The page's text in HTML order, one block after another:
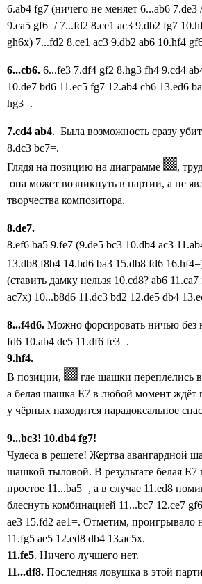
6.ab4 fg7 (ничего не меняет 6...ab6 7.de3
9.ca5 gf6=/ 7...fd2 8.ce1 ac3 9.db2 fg7
gh6x) 7...fd2 8.ce1 ac3 9.db2 ab6 10.hf4
6...cb6. 6...fe3 7.df4 gf2 8.hg3 fh4 9.cd4
10.de7 bd6 11.ec5 fg7 12.ab4 cb6 13.ed6
hg3=.
7.cd4 ab4. Была возможность сразу
8.dc3 bc7=.
Глядя на позицию на диаграмме
,
она может возникнуть в партии, а не
творчества композитора.
8.de7.
8.ef6 ba5 9.fe7 (9.de5 bc3 10.db4 ac3
13.db8 f8b4 14.bd6 ba3 15.db8 fd6
(ставить дамку нельзя 10.cd8? ab6
ac7x) 10...b8d6 11.dc3 bd2 12.de5 db4
8...f4d6. Можно форсировать ничью без
fd6 10.ab4 de5 11.df6 fe3=.
9.hf4.
В позиции,
где шашки переплелись
а белая шашка E7 в любой момент ждёт
у чёрных находится парадоксальное
9...bc3! 10.db4 fg7!
Чудеса в решете! Жертва авангардной
шашкой тыловой. В результате белая E7
простое 11...ba5=, а в случае 11.ed8
блеснуть комбинацией 11...bc7 12.ce7
ae3 15.fd2 ae1=. Отметим, проигрывало
11.fg5 ae5 12.ed8 db4 13.ac5x.
11.fe5. Ничего лучшего нет.
11...df8. Последняя ловушка в этой